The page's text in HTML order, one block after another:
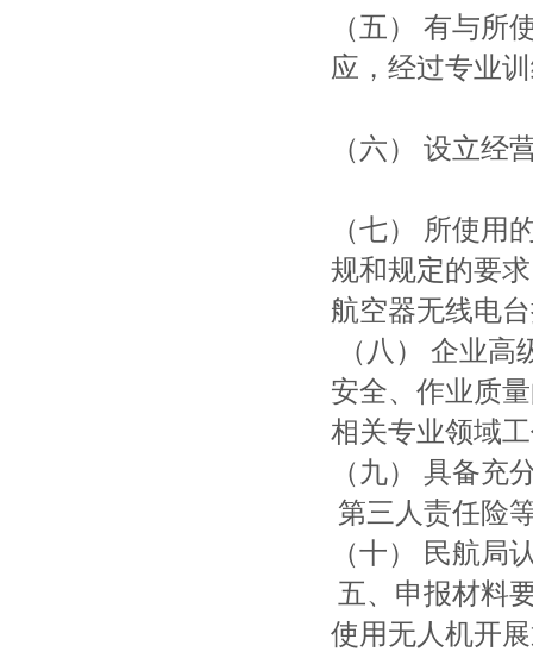
（五） 有与所
应，经过专业
（六） 设立经
（七） 所使用
规和规定的要
航空器无线电
（八） 企业高
安全、作业质
相关专业领域
（九） 具备充
第三人责任险
（十） 民航局
五、申报材料
使用无人机开